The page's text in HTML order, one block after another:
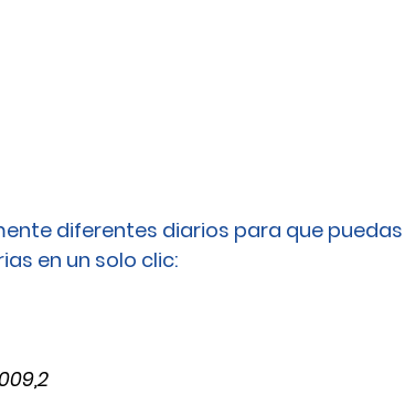
diferentes diarios para que
en un solo clic: